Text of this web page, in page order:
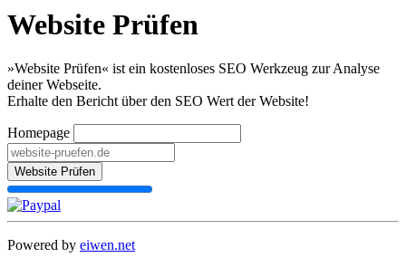
Website Prüfen
»Website Prüfen« ist ein kostenloses SEO Werkzeug zur Analyse
deiner Webseite.
Erhalte den Bericht über den SEO Wert der Website!
Homepage
Website Prüfen
Powered by eiwen.net